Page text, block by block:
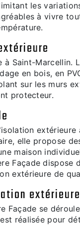
les
à vivre
à Saint-Marcellin.
en bois, en
sur les murs
protecteur.
extérieure
elle propose
maison
Façade dispose
extérieure de
extérieure
Façade se
réalisée pour